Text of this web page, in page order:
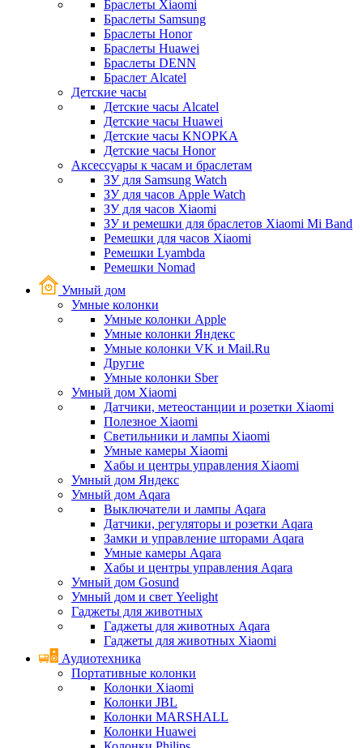
Браслеты Xiaomi
Браслеты Samsung
Браслеты Honor
Браслеты Huawei
Браслеты DENN
Браслет Alcatel
Детские часы
Детские часы Alcatel
Детские часы Huawei
Детские часы KNOPKA
Детские часы Honor
Аксессуары к часам и браслетам
ЗУ для Samsung Watch
ЗУ для часов Apple Watch
ЗУ для часов Xiaomi
ЗУ и ремешки для браслетов Xiaomi Mi Band
Ремешки для часов Xiaomi
Ремешки Lyambda
Ремешки Nomad
Умный дом
Умные колонки
Умные колонки Apple
Умные колонки Яндекс
Умные колонки VK и Mail.Ru
Другие
Умные колонки Sber
Умный дом Xiaomi
Датчики, метеостанции и розетки Xiaomi
Полезное Xiaomi
Светильники и лампы Xiaomi
Умные камеры Xiaomi
Хабы и центры управления Xiaomi
Умный дом Яндекс
Умный дом Aqara
Выключатели и лампы Aqara
Датчики, регуляторы и розетки Aqara
Замки и управление шторами Aqara
Умные камеры Aqara
Хабы и центры управления Aqara
Умный дом Gosund
Умный дом и свет Yeelight
Гаджеты для животных
Гаджеты для животных Aqara
Гаджеты для животных Xiaomi
Аудиотехника
Портативные колонки
Колонки Xiaomi
Колонки JBL
Колонки MARSHALL
Колонки Huawei